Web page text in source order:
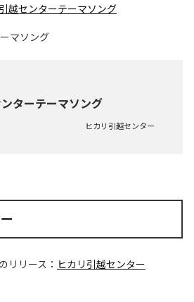
越センターテーマソング
ターテーマソング
ヒカリ引越センター
リリース： ヒカリ引越センター